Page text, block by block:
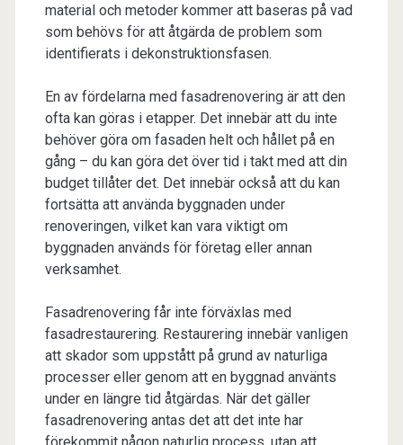
material och metoder kommer att baseras på vad
som behövs för att åtgärda de problem som
identifierats i dekonstruktionsfasen.
En av fördelarna med fasadrenovering är att den
ofta kan göras i etapper. Det innebär att du inte
behöver göra om fasaden helt och hållet på en
gång – du kan göra det över tid i takt med att din
budget tillåter det. Det innebär också att du kan
fortsätta att använda byggnaden under
renoveringen, vilket kan vara viktigt om
byggnaden används för företag eller annan
verksamhet.
Fasadrenovering får inte förväxlas med
fasadrestaurering. Restaurering innebär vanligen
att skador som uppstått på grund av naturliga
processer eller genom att en byggnad använts
under en längre tid åtgärdas. När det gäller
fasadrenovering antas det att det inte har